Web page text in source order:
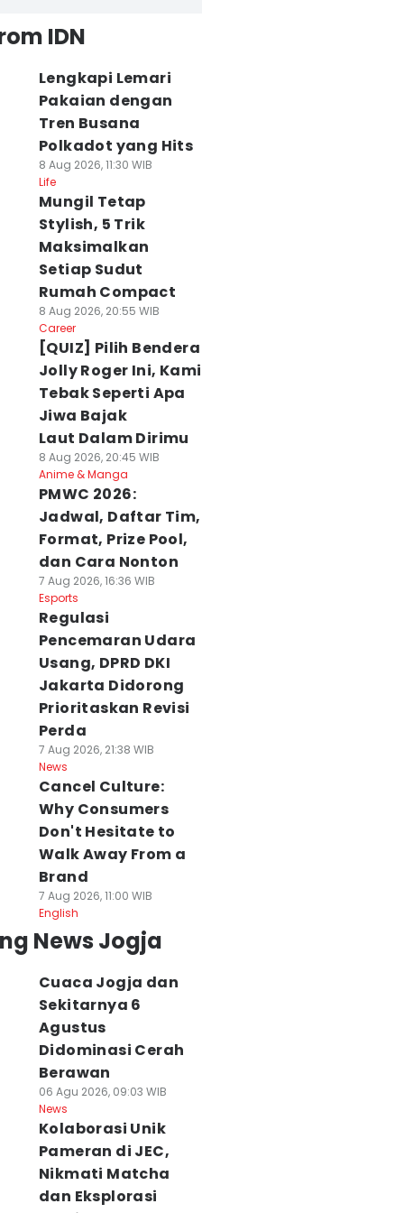
IDN
Lengkapi Lemari
Pakaian dengan
Tren Busana
Polkadot yang Hits
8 Aug 2026, 11:30 WIB
Life
Mungil Tetap
Stylish, 5 Trik
Maksimalkan
Setiap Sudut
Rumah Compact
8 Aug 2026, 20:55 WIB
Career
[QUIZ] Pilih Bendera
Jolly Roger Ini, Kami
Tebak Seperti Apa
Jiwa Bajak
Laut Dalam Dirimu
8 Aug 2026, 20:45 WIB
Anime & Manga
PMWC 2026:
Jadwal, Daftar Tim,
Format, Prize Pool,
dan Cara Nonton
7 Aug 2026, 16:36 WIB
Esports
Regulasi
Pencemaran Udara
Usang, DPRD DKI
Jakarta Didorong
Prioritaskan Revisi
Perda
7 Aug 2026, 21:38 WIB
News
Cancel Culture:
Why Consumers
Don't Hesitate to
Walk Away From a
Brand
7 Aug 2026, 11:00 WIB
English
News Jogja
Cuaca Jogja dan
Sekitarnya 6
Agustus
Didominasi Cerah
Berawan
06 Agu 2026, 09:03 WIB
News
Kolaborasi Unik
Pameran di JEC,
Nikmati Matcha
dan Eksplorasi